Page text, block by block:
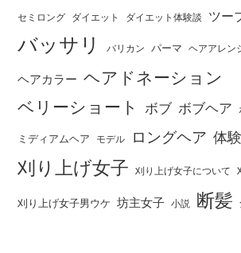
セミロング ダイエット ダイエット体験談 ツー
バッサリ バリカン パーマ ヘアアレン
ヘアカラー ヘアドネーション
ベリーショート
ボブ ボブヘア
ミディアムヘア モデル ロングヘア 体
刈り上げ女子 刈り上げ女子について
刈り上げ女子男ウケ 坊主女子 小説 断髪